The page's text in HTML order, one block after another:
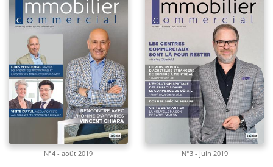
N°4 - août 2019 N°3 - juin 2019